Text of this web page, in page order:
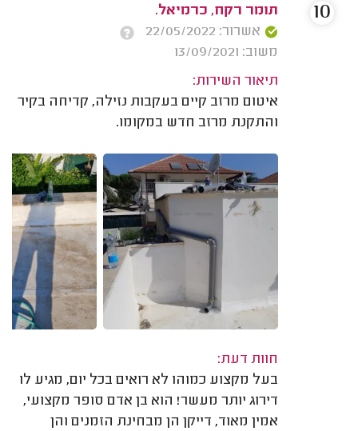
תומר רקח, כרמיאל.
אשרור: 22/05/2022
משוב: 13/09/2021
תיאור השירות:
איטום מרזב קיים בעקבות נזילה, קדיחה בקיר
והתקנת מרזב חדש במקומו.
חוות דעת:
בעל מקצוע כמוהו לא רואים בכל יום, מגיע לו
דירוג יותר מעשר! הוא בן אדם סופר מקצועי,
אמין מאוד, דייקן הן מבחינת הזמנים והן
10